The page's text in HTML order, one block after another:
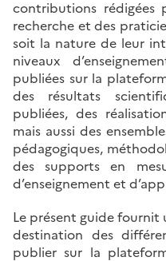
contributions rédigées
recherche et des
soit la nature de leur
niveaux
publiées sur la
des résultats
publiées, des
mais aussi des
pédagogiques,
des supports en
d’enseignement et
Le présent guide fournit
destination des
publier sur la